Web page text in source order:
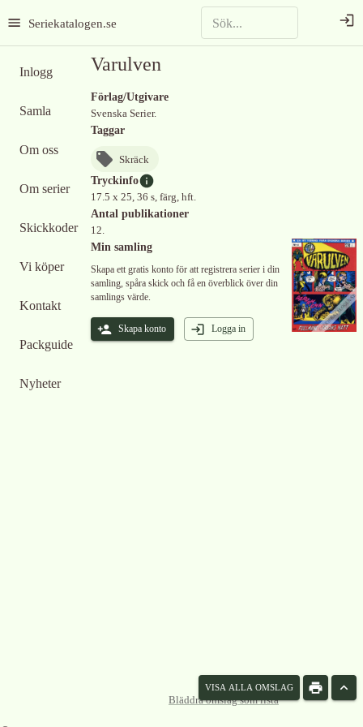
Seriekatalogen.se
Inlogg
Samla
Om oss
Om serier
Skickkoder
Vi köper
Kontakt
Packguide
Nyheter
Varulven
Förlag/Utgivare
Svenska Serier.
Taggar
Skräck
Tryckinfo
17.5 x 25, 36 s, färg, hft.
Antal publikationer
12.
Min samling
Skapa ett gratis konto för att registrera serier i din
samling, spåra skick och få en överblick över din
samlings värde.
Skapa konto Logga in
VISA ALLA OMSLAG
Bläddra omslag som lista